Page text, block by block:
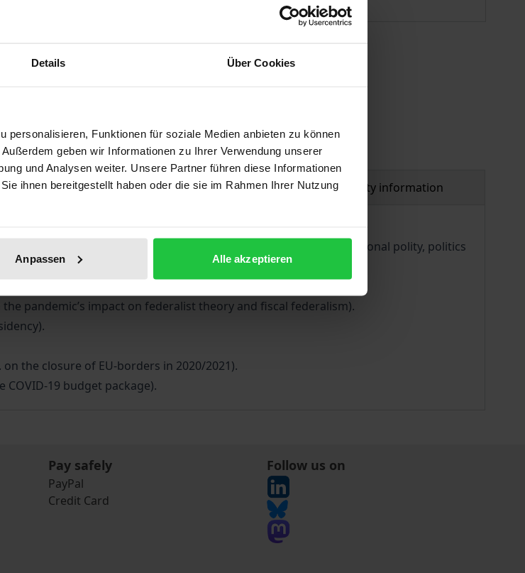
Details Über Cookies
personalisieren, Funktionen für soziale Medien anbieten zu können
geben wir Informationen zu Ihrer Verwendung unserer
und Analysen weiter. Unsere Partner führen diese Informationen
ihnen bereitgestellt haben oder die sie im Rahmen Ihrer Nutzung
Anpassen Alle akzeptieren
Additional material Product safety information
a current overview of various aspects of federal and regional polity, politics
pandemic (i.a. Minister of Health Jens Spahn).
pandemic’s impact on federalist theory and fiscal federalism).
the closure of EU-borders in 2020/2021).
19 budget package).
Pay safely
PayPal
Credit Card
Follow us on